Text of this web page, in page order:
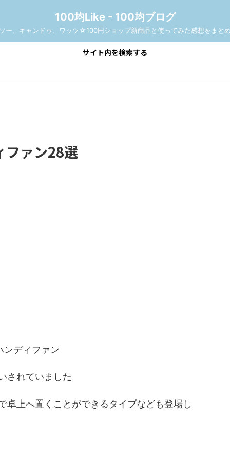
100均Like - 100均ブログ
ー、キャンドゥ、ワッツ☆100円ショップ新商品と使ってみた感想をまと
サイト内を検索する
ファン28選
ンディファン
されていました
卓上へ置くことができるタイプなども登場し